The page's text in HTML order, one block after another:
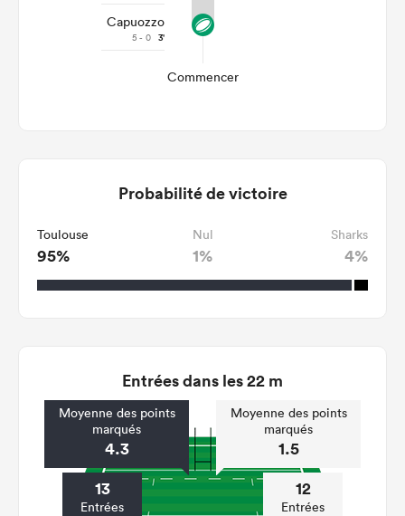
Capuozzo
5 - 0 3'
Commencer
Probabilité de victoire
Toulouse
95%
Nul
1%
Sharks
4%
Entrées dans les 22 m
Moyenne des points
marqués
4.3
13
Entrées
Moyenne des points
marqués
1.5
12
Entrées